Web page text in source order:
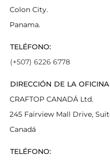
Colon City.
Panama.
TELÉFONO:
(+507) 6226 6778
DIRECCIÓN DE LA
CRAFTOP CANADÁ Ltd.
245 Fairview Mall Drive,
Canadá
TELÉFONO: